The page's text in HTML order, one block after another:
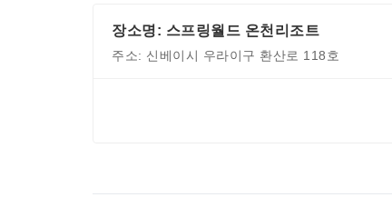
장소명: 스프링월드 온천리조트
주소: 신베이시 우라이구 환산로 118호